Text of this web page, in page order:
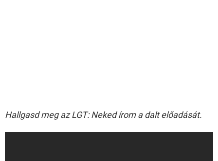
Hallgasd meg az LGT: Neked írom a dalt előadását.